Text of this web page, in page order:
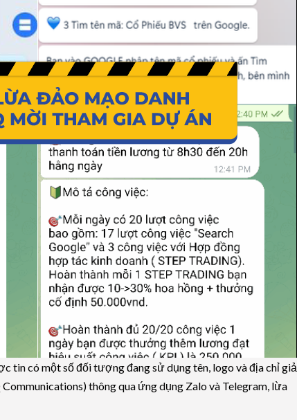
tin có một số đối tượng đang sử dụng tên, logo và địa chỉ giả
thông qua ứng dụng Zalo và Telegram, lừa